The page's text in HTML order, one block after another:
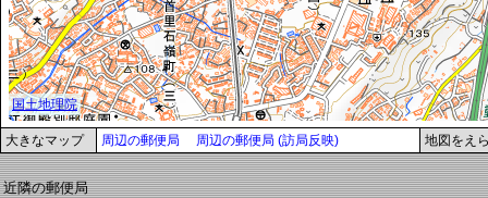
大きなマップ 周辺の郵便局 周辺の郵便局 (訪局反映) 地図をえ
近隣の郵便局